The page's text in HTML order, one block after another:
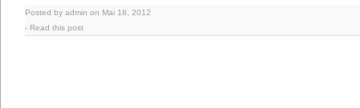
Posted by admin on Mai 18, 2012
- Read this post